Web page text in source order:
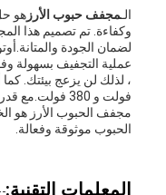
الـمجفف حبوب الأرز هو
وكفاءة. تم تصميم هذا
لضمان الجودة
عملية التجفيف بسهولة
فولت و 380
مجفف الحبوب الأرز هو
الحبوب موثوقة وفعالة.
المعلمات التقنية: